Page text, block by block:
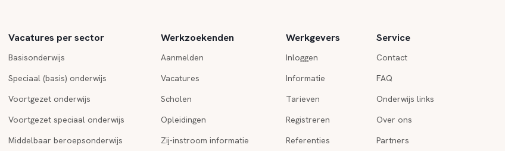
Vacatures per sector
Basisonderwijs
Speciaal (basis) onderwijs
Voortgezet onderwijs
Voortgezet speciaal onderwijs
Middelbaar beroepsonderwijs
Werkzoekenden
Aanmelden
Vacatures
Scholen
Opleidingen
Zij-instroom informatie
Werkgevers
Inloggen
Informatie
Tarieven
Registreren
Referenties
Service
Contact
FAQ
Onderwijs links
Over ons
Partners